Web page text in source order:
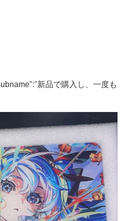
新品で購入し、一度も